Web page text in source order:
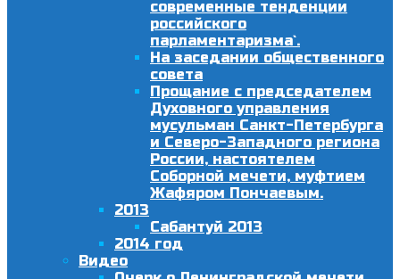
современные тенденции
российского
парламентаризма`.
На заседании общественного
совета
Прощание с председателем
Духовного управления
мусульман Санкт-Петербурга
и Северо-Западного региона
России, настоятелем
Соборной мечети, муфтием
Жафяром Пончаевым.
2013
Сабантуй 2013
2014 год
Видео